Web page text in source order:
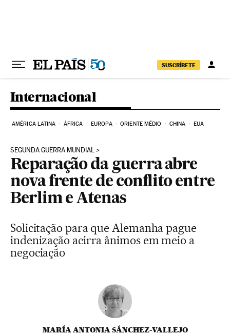
SUSCRÍBETE
Internacional
AMÉRICA LATINA ÁFRICA EUROPA ORIENTE MÉDIO CHINA EUA
SEGUNDA GUERRA MUNDIAL
Reparação da guerra abre
nova frente de conflito entre
Berlim e Atenas
Solicitação para que Alemanha pague
indenização acirra ânimos em meio a
negociação
MARÍA ANTONIA SÁNCHEZ-VALLEJO